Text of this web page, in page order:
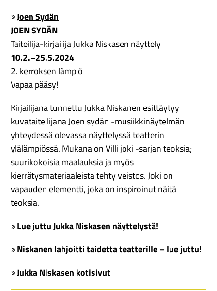
Joen Sydän
JOEN SYDÄN
Taiteilija-kirjailija Jukka Niskasen näyttely
10.2.–25.5.2024
2. kerroksen lämpiö
Vapaa pääsy!
Kirjailijana tunnettu Jukka Niskanen esittäytyy
kuvataiteilijana Joen sydän -musiikkinäytelmän
yhteydessä olevassa näyttelyssä teatterin
ylälämpiössä. Mukana on Villi joki -sarjan teoksia;
suurikokoisia maalauksia ja myös
kierrätysmateriaaleista tehty veistos. Joki on
vapauden elementti, joka on inspiroinut näitä
teoksia.
Lue juttu Jukka Niskasen näyttelystä!
Niskanen lahjoitti taidetta teatterille – lue juttu!
Jukka Niskasen kotisivut